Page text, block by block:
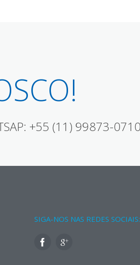
+55 (11) 99873-0710
SIGA-NOS NAS REDES SOCIAIS: